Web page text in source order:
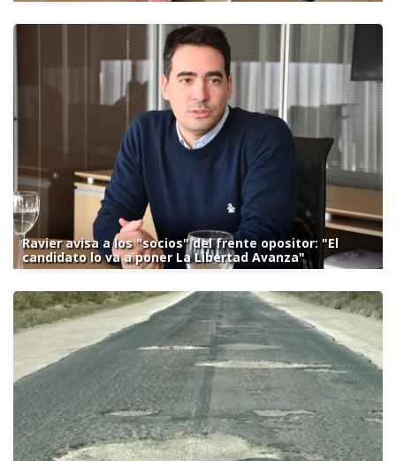
Ravier avisa a los "socios" del frente opositor: "El
candidato lo va a poner La Libertad Avanza"